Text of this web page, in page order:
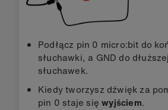
Podłącz pin 0 micro:bit do
słuchawki, a GND do
słuchawek.
Kiedy tworzysz dźwięk za
pin 0 staje sięwyjściem.